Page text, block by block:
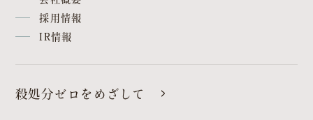
採用情報
IR情報
殺処分ゼロをめざして